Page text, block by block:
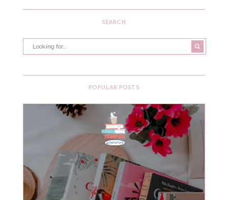
SEARCH
POPULAR POSTS